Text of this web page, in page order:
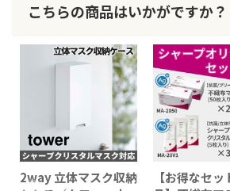
こちらの商品はいかがですか？
2way 立体マスク収納
【お得なセッ